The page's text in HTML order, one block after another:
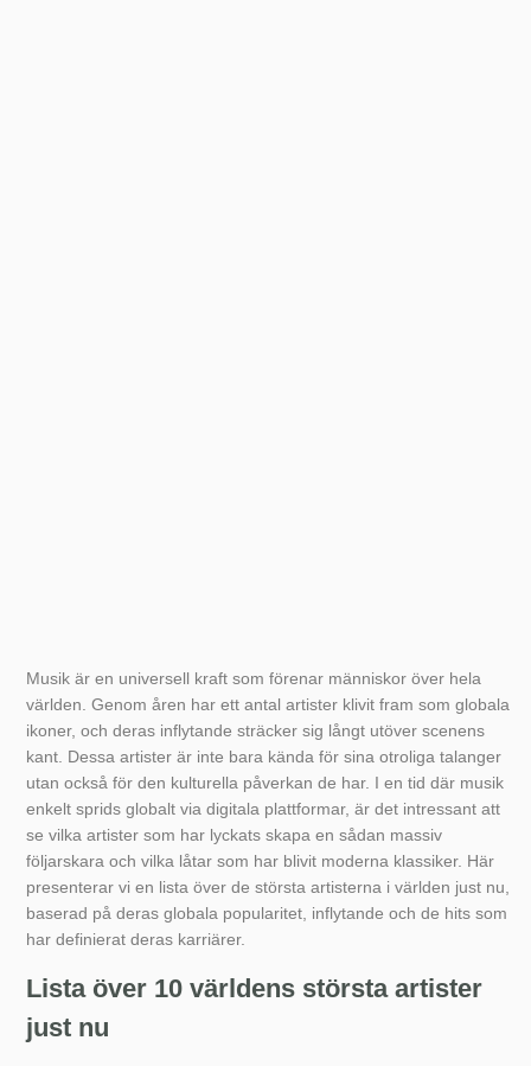
Musik är en universell kraft som förenar människor över hela
världen. Genom åren har ett antal artister klivit fram som globala
ikoner, och deras inflytande sträcker sig långt utöver scenens
kant. Dessa artister är inte bara kända för sina otroliga talanger
utan också för den kulturella påverkan de har. I en tid där musik
enkelt sprids globalt via digitala plattformar, är det intressant att
se vilka artister som har lyckats skapa en sådan massiv
följarskara och vilka låtar som har blivit moderna klassiker. Här
presenterar vi en lista över de största artisterna i världen just nu,
baserad på deras globala popularitet, inflytande och de hits som
har definierat deras karriärer.
Lista över 10 världens största artister
just nu